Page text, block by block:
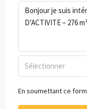
Sélectionner
En soumettant ce